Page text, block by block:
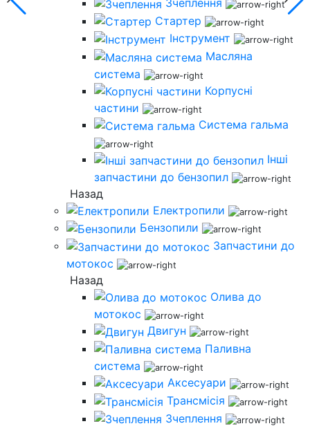
Зчеплення
Стартер
Інструмент
Масляна
система
Корпусні
частини
Система гальма
Інші
запчастини до бензопил
Назад
Електропили
Бензопили
Запчастини до
мотокос
Назад
Олива до
мотокос
Двигун
Паливна
система
Аксесуари
Трансмісія
Зчеплення